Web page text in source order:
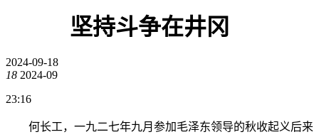
坚持斗争在井冈
2024-09-18
18 2024-09
23:16
何长工，一九二七年九月参加毛泽东领导的秋收起义后来